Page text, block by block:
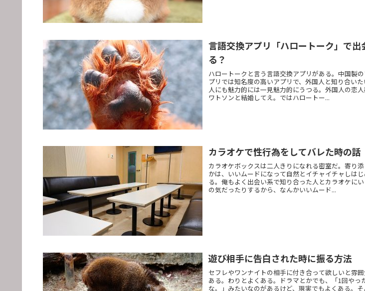
言語交換アプリ「ハロートーク」で出
る？
ハロートークと言う言語交換アプリがある。中国製
プリでは知名度の高いアプリで、外国人と知り合い
人にも魅力的には一見魅力的にうつる。外国人の恋
ワトソンと結婚してえ。ではハロートー...
カラオケで性行為をしてバレた時の話
カラオケボックスは二人きりになれる密室だ。寄り
かは、いいムードになって自然とイチャイチャしは
る。俺もよく出会い系で知り合った人とカラオケに
の気だったりするから、なんかいいムード...
遊び相手に告白された時に振る方法
セフレやワンナイトの相手に付き合って欲しいと雰
ある。わりとよくある。ドラマとかでも、「1回やっ
な。」みたいなのがあるけど、現実でもよくある。